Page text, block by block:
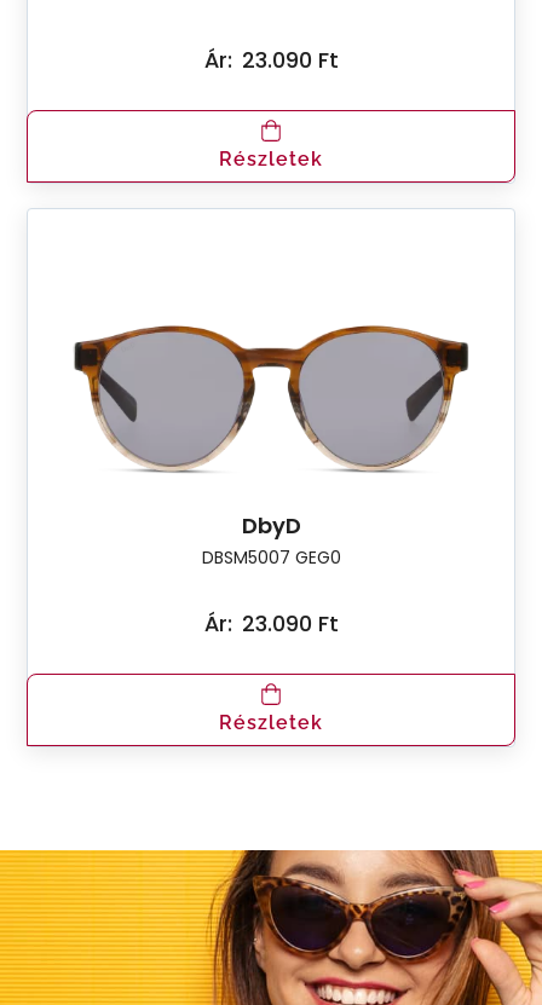
Ár: 23.090 Ft
Részletek
DbyD
DBSM5007 GEG0
Ár: 23.090 Ft
Részletek